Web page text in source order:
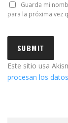
Guarda mi
para la próxima vez
Este sitio usa
procesan los